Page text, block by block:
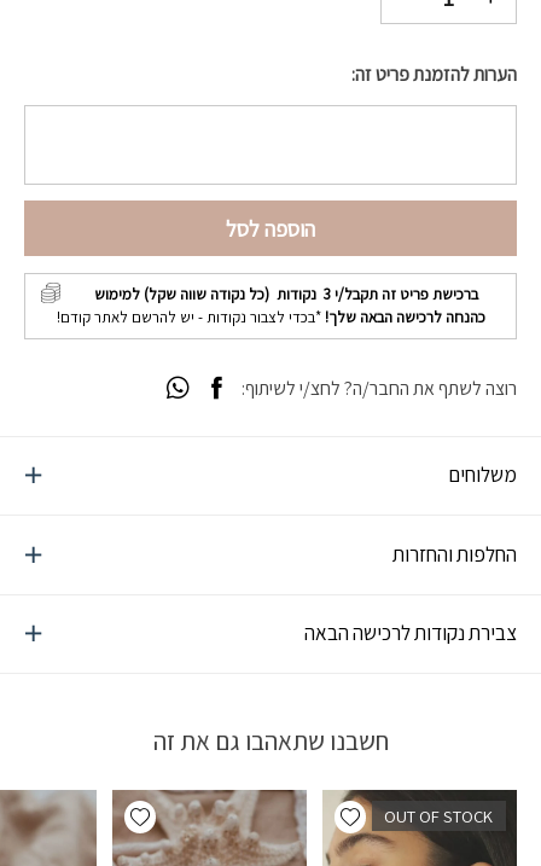
הערות להזמנת פריט זה:
הוספה לסל
ברכישת פריט זה תקבל/י 3 נקודות (כל נקודה שווה שקל) למימוש
כהנחה לרכישה הבאה שלך! *בכדי לצבור נקודות - יש להרשם לאתר קודם!
משלוחים
החלפות והחזרות
צבירת נקודות לרכישה הבאה
רוצה לשתף את החבר/ה? לחצ/י לשיתוף:
חשבנו שתאהבו גם את זה
Add wishlist OUT OF STOCK
Add wishlist